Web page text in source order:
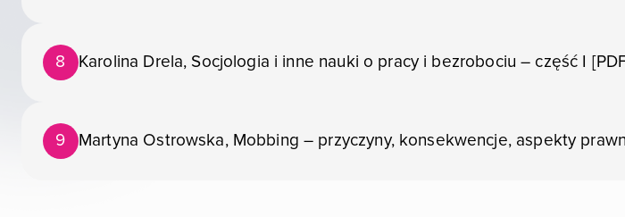
8 Karolina Drela, Socjologia i inne nauki o pracy i bezrobociu – część I
9 Martyna Ostrowska, Mobbing – przyczyny, konsekwencje, aspekty